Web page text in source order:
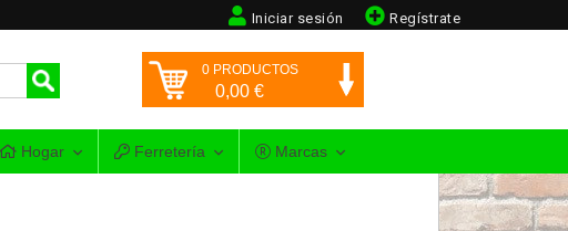
Regístrate
Iniciar sesión
0 PRODUCTOS
0,00 €
Hogar Ferretería Marcas